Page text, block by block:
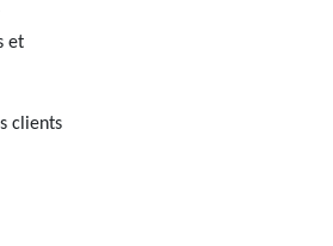
et
clients